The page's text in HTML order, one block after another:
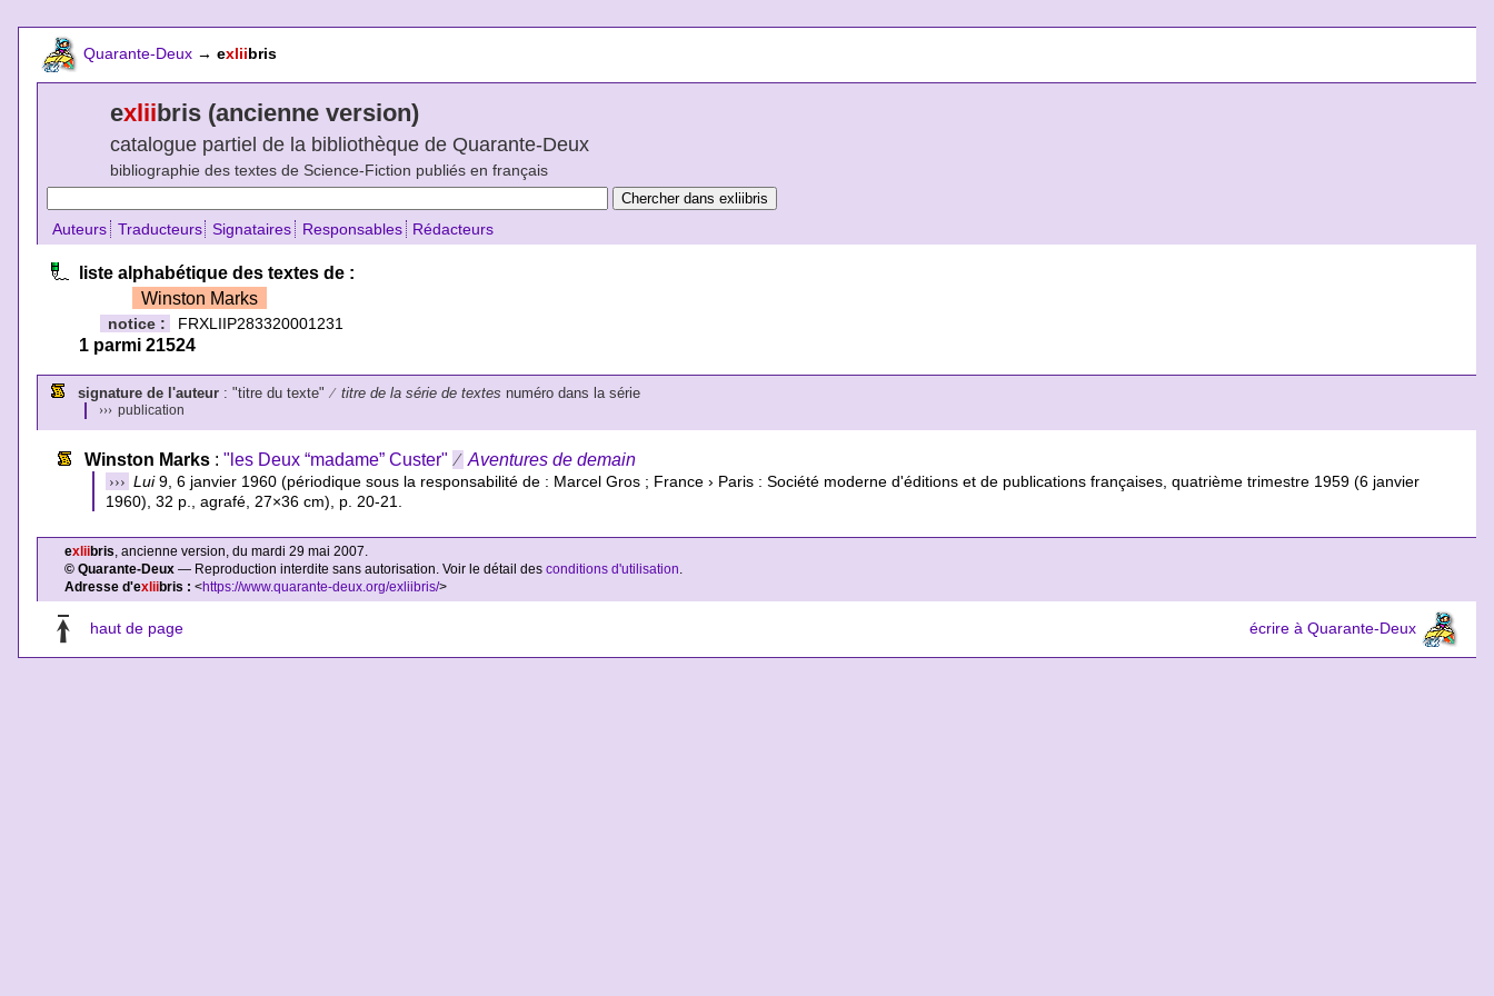
Quarante-Deux → exliibris
exliibris (ancienne version)
catalogue partiel de la bibliothèque de Quarante-Deux
bibliographie des textes de Science-Fiction publiés en français
Auteurs Traducteurs Signataires Responsables Rédacteurs
liste alphabétique des textes de :
Winston Marks
notice : FRXLIIP283320001231
1 parmi 21524
signature de l'auteur: "titre du texte" ⁄ titre de la série de textes numéro dans la série
››› publication
Winston Marks :"les Deux “madame” Custer" ⁄ Aventures de demain
››› Lui9, 6 janvier 1960 (périodique sous la responsabilité de : Marcel Gros ; France › Paris : Société moderne d'éditions et de publications françaises, quatrième trimestre 1959 (6 janvier
1960), 32 p., agrafé, 27×36 cm), p. 20-21.
exliibris , ancienne version, du mardi 29 mai 2007.
© Quarante-Deux — Reproduction interdite sans autorisation. Voir le détail desconditions d'utilisation.
Adresse d'exliibris :<https://www.quarante-deux.org/exliibris/>
haut de page écrire à Quarante-Deux